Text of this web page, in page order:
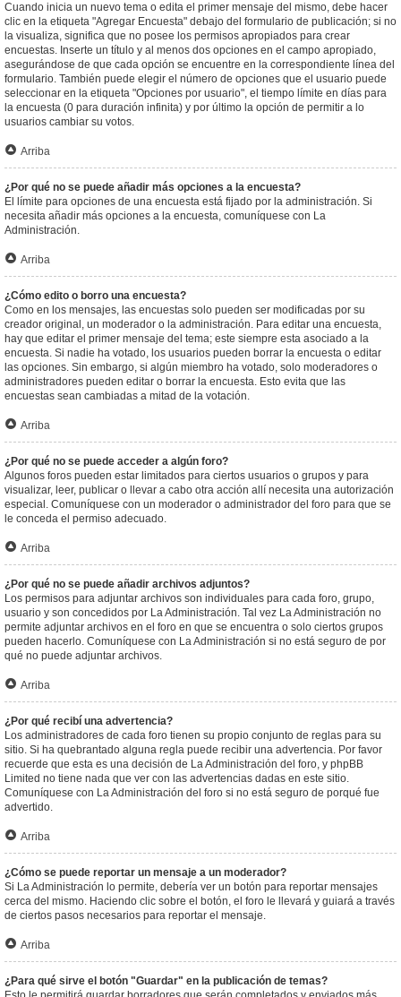
Cuando inicia un nuevo tema o edita el primer mensaje del mismo, debe hacer
clic en la etiqueta "Agregar Encuesta" debajo del formulario de publicación; si no
la visualiza, significa que no posee los permisos apropiados para crear
encuestas. Inserte un título y al menos dos opciones en el campo apropiado,
asegurándose de que cada opción se encuentre en la correspondiente línea del
formulario. También puede elegir el número de opciones que el usuario puede
seleccionar en la etiqueta "Opciones por usuario", el tiempo límite en días para
la encuesta (0 para duración infinita) y por último la opción de permitir a lo
usuarios cambiar su votos.
Arriba
¿Por qué no se puede añadir más opciones a la encuesta?
El límite para opciones de una encuesta está fijado por la administración. Si
necesita añadir más opciones a la encuesta, comuníquese con La
Administración.
Arriba
¿Cómo edito o borro una encuesta?
Como en los mensajes, las encuestas solo pueden ser modificadas por su
creador original, un moderador o la administración. Para editar una encuesta,
hay que editar el primer mensaje del tema; este siempre esta asociado a la
encuesta. Si nadie ha votado, los usuarios pueden borrar la encuesta o editar
las opciones. Sin embargo, si algún miembro ha votado, solo moderadores o
administradores pueden editar o borrar la encuesta. Esto evita que las
encuestas sean cambiadas a mitad de la votación.
Arriba
¿Por qué no se puede acceder a algún foro?
Algunos foros pueden estar limitados para ciertos usuarios o grupos y para
visualizar, leer, publicar o llevar a cabo otra acción allí necesita una autorización
especial. Comuníquese con un moderador o administrador del foro para que se
le conceda el permiso adecuado.
Arriba
¿Por qué no se puede añadir archivos adjuntos?
Los permisos para adjuntar archivos son individuales para cada foro, grupo,
usuario y son concedidos por La Administración. Tal vez La Administración no
permite adjuntar archivos en el foro en que se encuentra o solo ciertos grupos
pueden hacerlo. Comuníquese con La Administración si no está seguro de por
qué no puede adjuntar archivos.
Arriba
¿Por qué recibí una advertencia?
Los administradores de cada foro tienen su propio conjunto de reglas para su
sitio. Si ha quebrantado alguna regla puede recibir una advertencia. Por favor
recuerde que esta es una decisión de La Administración del foro, y phpBB
Limited no tiene nada que ver con las advertencias dadas en este sitio.
Comuníquese con La Administración del foro si no está seguro de porqué fue
advertido.
Arriba
¿Cómo se puede reportar un mensaje a un moderador?
Si La Administración lo permite, debería ver un botón para reportar mensajes
cerca del mismo. Haciendo clic sobre el botón, el foro le llevará y guiará a través
de ciertos pasos necesarios para reportar el mensaje.
Arriba
¿Para qué sirve el botón "Guardar" en la publicación de temas?